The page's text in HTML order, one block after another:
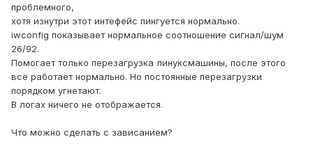
проблемного,
хотя изнутри этот интефейс пингуется нормально.
iwconfig показывает нормальное соотношение сигнал/шум
26/92.
Помогает только перезагрузка линуксмашины, после этого
всё работает нормально. Но постоянные перезагрузки
порядком угнетают.
В логах ничего не отображается.
Что можно сделать с зависанием?